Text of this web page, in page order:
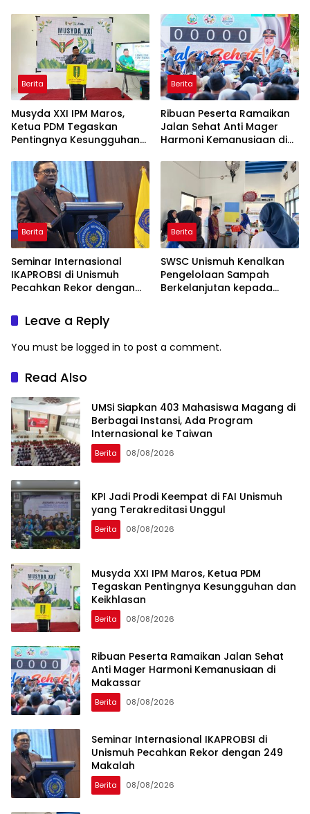
Taiwan
Berita
Musyda XXI IPM Maros,
Ketua PDM Tegaskan
Pentingnya Kesungguhan
Berita
Ribuan Peserta Ramaikan
Jalan Sehat Anti Mager
Harmoni Kemanusiaan di
Berita
Seminar Internasional
IKAPROBSI di Unismuh
Pecahkan Rekor dengan
Berita
SWSC Unismuh Kenalkan
Pengelolaan Sampah
Berkelanjutan kepada
Leave a Reply
You must be logged in to post a comment.
Read Also
UMSi Siapkan 403 Mahasiswa Magang di
Berbagai Instansi, Ada Program
Internasional ke Taiwan
Berita 08/08/2026
KPI Jadi Prodi Keempat di FAI Unismuh
yang Terakreditasi Unggul
Berita 08/08/2026
Musyda XXI IPM Maros, Ketua PDM
Tegaskan Pentingnya Kesungguhan dan
Keikhlasan
Berita 08/08/2026
Ribuan Peserta Ramaikan Jalan Sehat
Anti Mager Harmoni Kemanusiaan di
Makassar
Berita 08/08/2026
Seminar Internasional IKAPROBSI di
Unismuh Pecahkan Rekor dengan 249
Makalah
Berita 08/08/2026